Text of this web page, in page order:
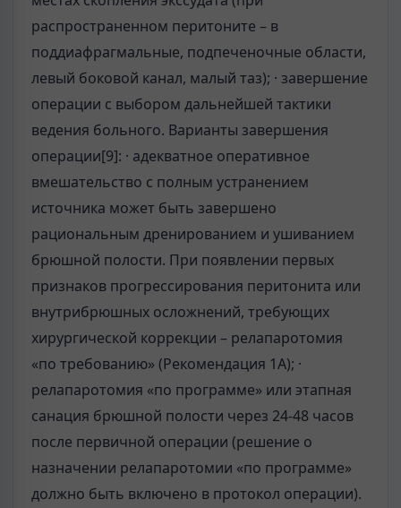
распространенном перитоните – в
поддиафрагмальные, подпеченочные области,
левый боковой канал, малый таз); · завершение
операции с выбором дальнейшей тактики
ведения больного. Варианты завершения
операции[9]: · адекватное оперативное
вмешательство с полным устранением
источника может быть завершено
рациональным дренированием и ушиванием
брюшной полости. При появлении первых
признаков прогрессирования перитонита или
внутрибрюшных осложнений, требующих
хирургической коррекции – релапаротомия
«по требованию» (Рекомендация 1А); ·
релапаротомия «по программе» или этапная
санация брюшной полости через 24-48 часов
после первичной операции (решение о
назначении релапаротомии «по программе»
должно быть включено в протокол операции).